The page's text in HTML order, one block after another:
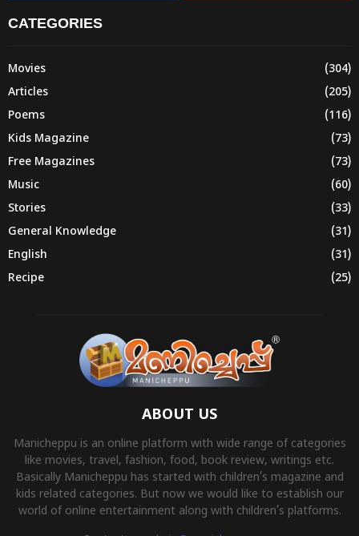
CATEGORIES
Movies
(304)
Articles
(205)
Poems
(116)
Kids Magazine
(73)
Free Magazines
(73)
Music
(60)
Stories
(33)
General Knowledge
(31)
English
(31)
Recipe
(25)
ABOUT US
Manicheppu is an online platform with wide range of categories
like movies, travel, fashion, food, book review, writings etc.
Basically Manicheppu has started with children’s magazine and
kids related categories. But now we would like to establish our
world of online entertainment along with children’s platforms.